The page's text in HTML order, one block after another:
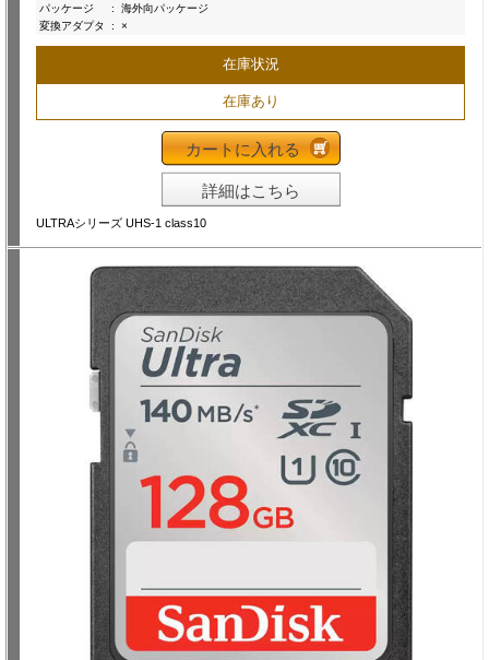
パッケージ
:
海外向パッケージ
変換アダプタ
: ×
在庫状況
在庫あり
カートに入れる
詳細はこちら
ULTRAシリーズ UHS-1 class10